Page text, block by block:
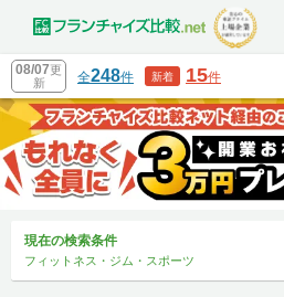
08/07更
新
全248件 新着 15件
現在の検索条件
フィットネス・ジム・スポーツ